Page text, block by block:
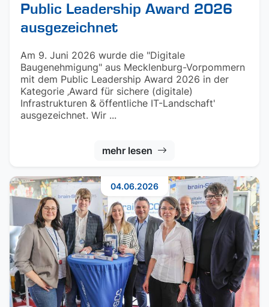
Public Leadership Award 2026
ausgezeichnet
Am 9. Juni 2026 wurde die "Digitale
Baugenehmigung" aus Mecklenburg-Vorpommern
mit dem Public Leadership Award 2026 in der
Kategorie ‚Award für sichere (digitale)
Infrastrukturen & öffentliche IT-Landschaft'
ausgezeichnet. Wir ...
mehr lesen
04.06.2026